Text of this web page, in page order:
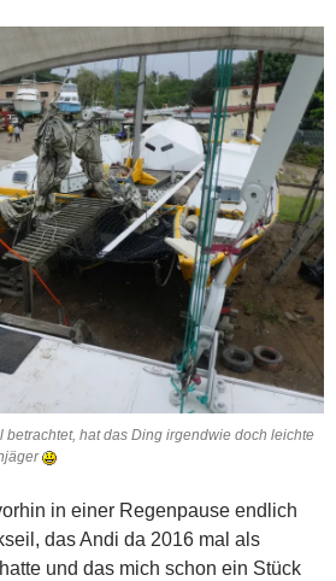
betrachtet, hat das Ding irgendwie doch leichte
in einer Regenpause endlich
das Andi da 2016 mal als
und das mich schon ein Stück